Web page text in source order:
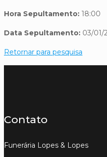
Hora Sepultamento: 18:00
Data Sepultamento: 03/01/
Retornar para pesquisa
Contato
Funerária Lopes & Lopes